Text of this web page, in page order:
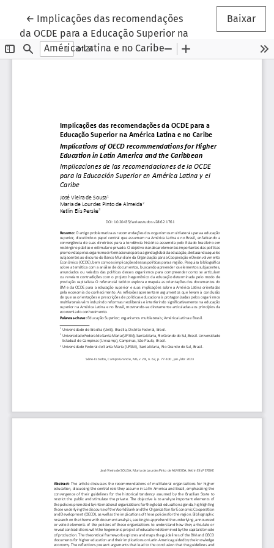
← Voltar aos Detalhes do Artigo
Implicações das recomendações
da OCDE para a Educação Superior na
América Latina e no Caribe
Baixar